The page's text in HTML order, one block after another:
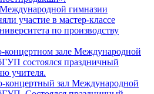
гимназии
участие в мастер-классе
по производству
концертный зал Международной